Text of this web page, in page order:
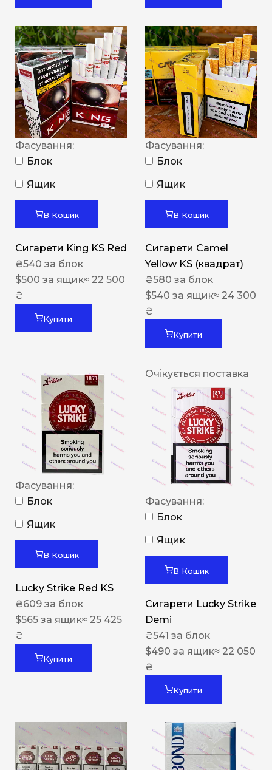
Фасування:
Блок
Ящик
В Кошик
Сигарети King KS Red
₴540 за блок
$500 за ящик≈ 22 500
₴
Купити
Фасування:
Блок
Ящик
В Кошик
Сигарети Camel
Yellow KS (квадрат)
₴580 за блок
$540 за ящик≈ 24 300
₴
Купити
Фасування:
Блок
Ящик
В Кошик
Lucky Strike Red KS
₴609 за блок
$565 за ящик≈ 25 425
₴
Купити
Очікується поставка
Фасування:
Блок
Ящик
В Кошик
Сигарети Lucky Strike
Demi
₴541 за блок
$490 за ящик≈ 22 050
₴
Купити